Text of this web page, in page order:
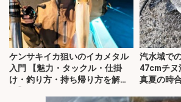
ケンサキイカ狙いのイカメタル
入門 【魅力・タックル・仕掛
け・釣り方・持ち帰り方を解
汽水域で
47cmチヌ
真夏の時